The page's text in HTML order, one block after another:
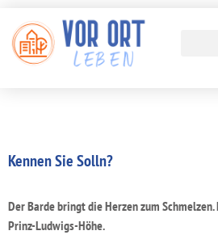
Kennen Sie Solln?
Der Barde bringt die Herzen zum
Prinz-Ludwigs-Höhe.